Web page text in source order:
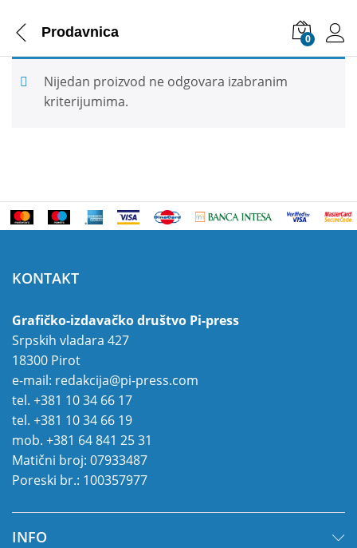
Prodavnica 0
Nijedan proizvod ne odgovara izabranim
kriterijumima.
KONTAKT
Grafičko-izdavačko društvo Pi-press
Srpskih vladara 427
18300 Pirot
e-mail: redakcija@pi-press.com
tel. +381 10 34 66 17
tel. +381 10 34 66 19
mob. +381 64 841 25 31
Matični broj: 07933487
Poreski br.: 100357977
INFO